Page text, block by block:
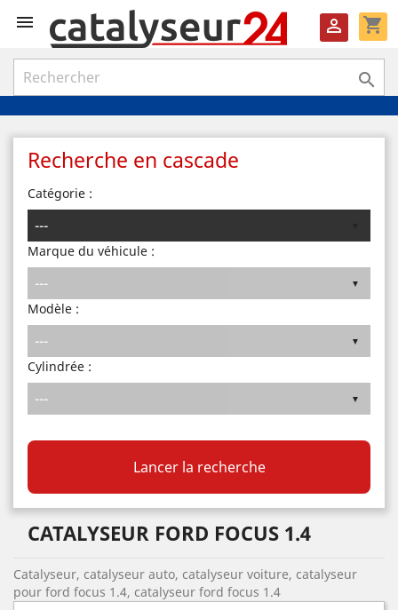
 shopping_cart


Recherche en cascade
Catégorie :
Marque du véhicule :
Modèle :
Cylindrée :
Lancer la recherche
CATALYSEUR FORD FOCUS 1.4
Catalyseur, catalyseur auto, catalyseur voiture, catalyseur
pour ford focus 1.4, catalyseur ford focus 1.4